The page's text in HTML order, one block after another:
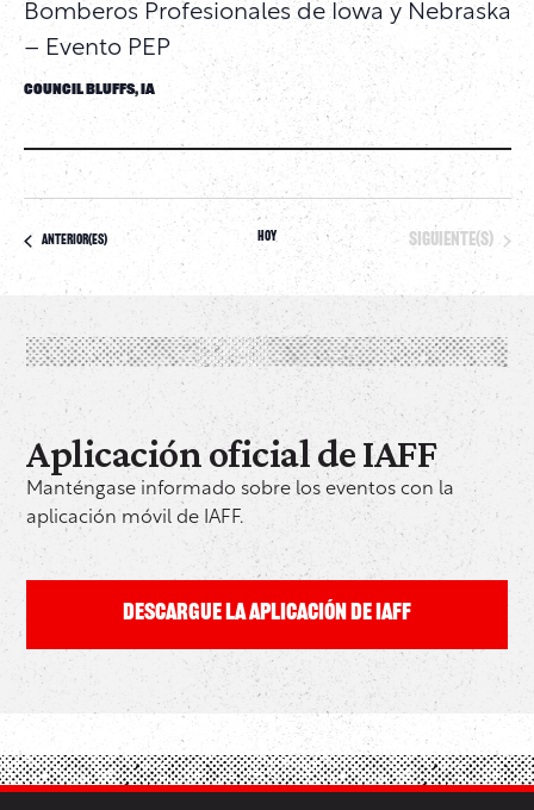
Bomberos Profesionales de Iowa y Nebraska
– Evento PEP
Council Bluffs, IA
Eventos
anterior(es) Hoy Eventos
siguiente(s)
Aplicación oficial de IAFF
Manténgase informado sobre los eventos con la
aplicación móvil de IAFF.
DESCARGUE LA APLICACIÓN DE IAFF